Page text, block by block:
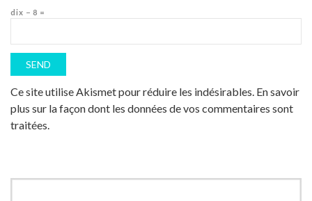
dix − 8 =
Ce site utilise Akismet pour réduire les indésirables. En savoir
plus sur la façon dont les données de vos commentaires sont
traitées